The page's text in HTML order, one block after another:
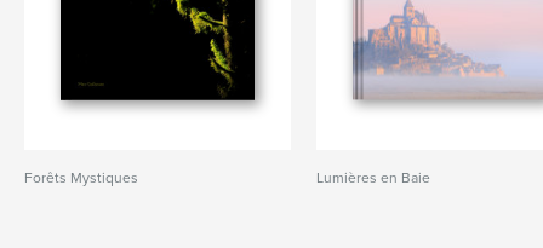
Forêts Mystiques Lumières en Baie